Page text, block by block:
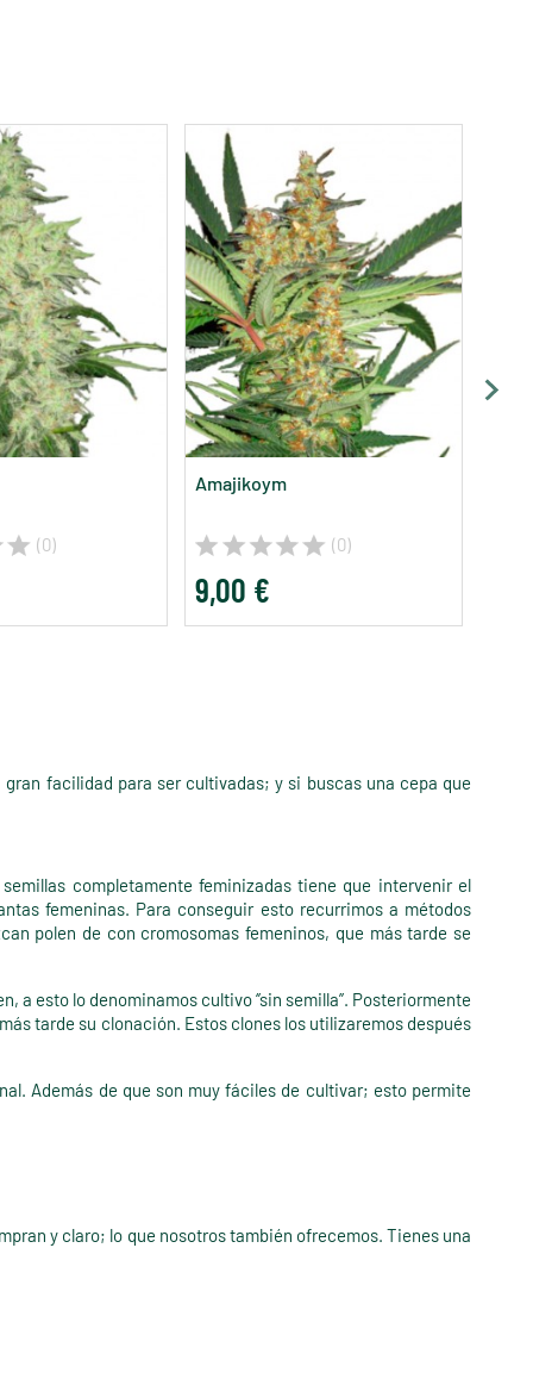
(0)
Amajikoym
(0)
9,00 €
facilidad para ser cultivadas; y si buscas una cepa que
completamente feminizadas tiene que intervenir el
femeninas. Para conseguir esto recurrimos a métodos
polen de con cromosomas femeninos, que más tarde se
esto lo denominamos cultivo ‘’sin semilla’’. Posteriormente
tarde su clonación. Estos clones los utilizaremos después
Además de que son muy fáciles de cultivar; esto permite
y claro; lo que nosotros también ofrecemos. Tienes una